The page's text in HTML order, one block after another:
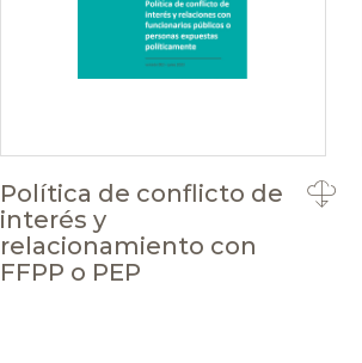
Política de conflicto de
interés y
relacionamiento con
FFPP o PEP